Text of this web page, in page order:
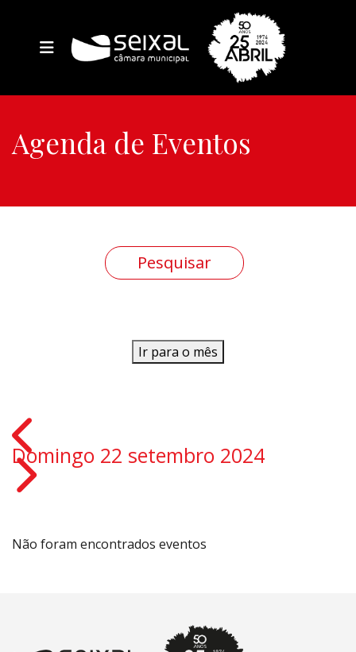
Agenda de Eventos
Ir para o mês
Domingo 22 setembro 2024
Não foram encontrados eventos